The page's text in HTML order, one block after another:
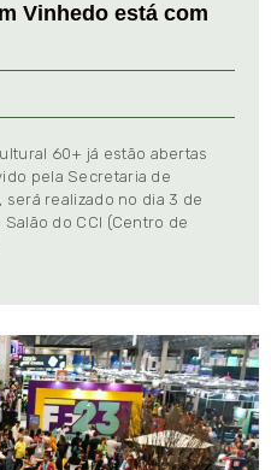
Vinhedo está com
60+ já estão abertas
pela Secretaria de
será realizado no dia 3 de
do CCI (Centro de